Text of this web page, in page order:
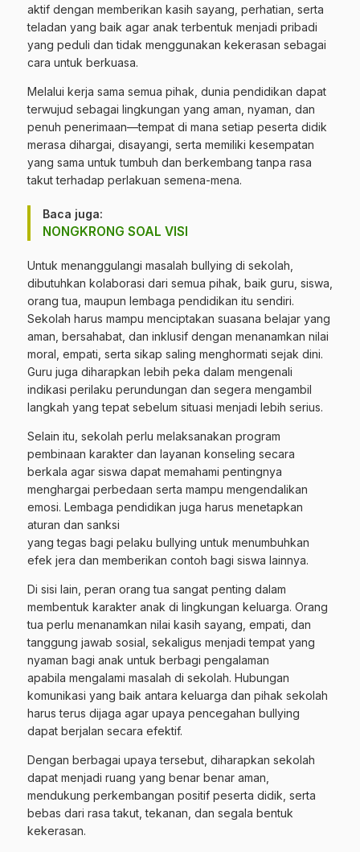
aktif dengan memberikan kasih sayang, perhatian, serta
teladan yang baik agar anak terbentuk menjadi pribadi
yang peduli dan tidak menggunakan kekerasan sebagai
cara untuk berkuasa.
Melalui kerja sama semua pihak, dunia pendidikan dapat
terwujud sebagai lingkungan yang aman, nyaman, dan
penuh penerimaan—tempat di mana setiap peserta didik
merasa dihargai, disayangi, serta memiliki kesempatan
yang sama untuk tumbuh dan berkembang tanpa rasa
takut terhadap perlakuan semena-mena.
Baca juga:
NONGKRONG SOAL VISI
Untuk menanggulangi masalah bullying di sekolah,
dibutuhkan kolaborasi dari semua pihak, baik guru, siswa,
orang tua, maupun lembaga pendidikan itu sendiri.
Sekolah harus mampu menciptakan suasana belajar yang
aman, bersahabat, dan inklusif dengan menanamkan nilai
moral, empati, serta sikap saling menghormati sejak dini.
Guru juga diharapkan lebih peka dalam mengenali
indikasi perilaku perundungan dan segera mengambil
langkah yang tepat sebelum situasi menjadi lebih serius.
Selain itu, sekolah perlu melaksanakan program
pembinaan karakter dan layanan konseling secara
berkala agar siswa dapat memahami pentingnya
menghargai perbedaan serta mampu mengendalikan
emosi. Lembaga pendidikan juga harus menetapkan
aturan dan sanksi
yang tegas bagi pelaku bullying untuk menumbuhkan
efek jera dan memberikan contoh bagi siswa lainnya.
Di sisi lain, peran orang tua sangat penting dalam
membentuk karakter anak di lingkungan keluarga. Orang
tua perlu menanamkan nilai kasih sayang, empati, dan
tanggung jawab sosial, sekaligus menjadi tempat yang
nyaman bagi anak untuk berbagi pengalaman
apabila mengalami masalah di sekolah. Hubungan
komunikasi yang baik antara keluarga dan pihak sekolah
harus terus dijaga agar upaya pencegahan bullying
dapat berjalan secara efektif.
Dengan berbagai upaya tersebut, diharapkan sekolah
dapat menjadi ruang yang benar benar aman,
mendukung perkembangan positif peserta didik, serta
bebas dari rasa takut, tekanan, dan segala bentuk
kekerasan.